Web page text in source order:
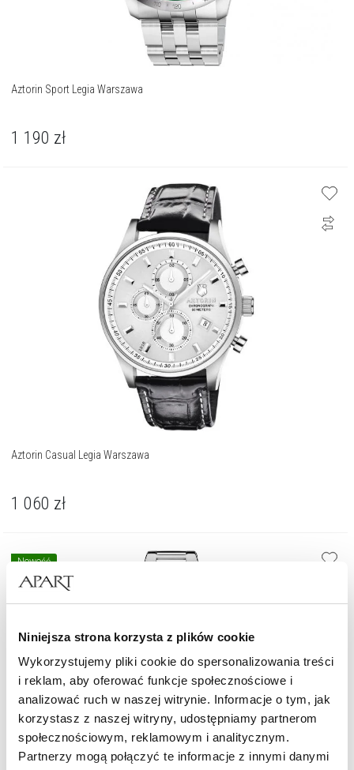
Niniejsza strona korzysta z plików cookie
Wykorzystujemy pliki cookie do spersonalizowania treści
i reklam, aby oferować funkcje społecznościowe i
analizować ruch w naszej witrynie. Informacje o tym, jak
korzystasz z naszej witryny, udostępniamy partnerom
społecznościowym, reklamowym i analitycznym.
Partnerzy mogą połączyć te informacje z innymi danymi
Aztorin Sport Legia Warszawa
1 190 zł
Aztorin Casual Legia Warszawa
1 060 zł
Nowość